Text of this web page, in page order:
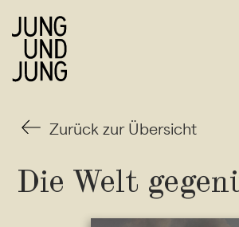
Zurück zur Übersicht
Die Welt